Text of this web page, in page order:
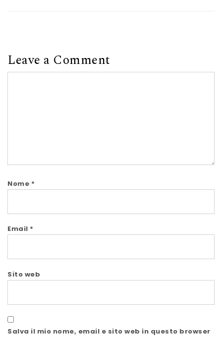
Leave a Comment
Nome *
Email *
Sito web
Salva il mio nome, email e sito web in questo browser